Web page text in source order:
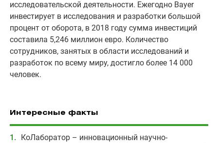
исследовательской деятельности. Ежегодно Bayer
инвестирует в исследования и разработки большой
процент от оборота, в 2018 году сумма инвестиций
составила 5,246 миллион евро. Количество
сотрудников, занятых в области исследований и
разработок по всему миру, достигло более 14 000
человек.
Интересные факты
КоЛаборатор – инновационный научно-